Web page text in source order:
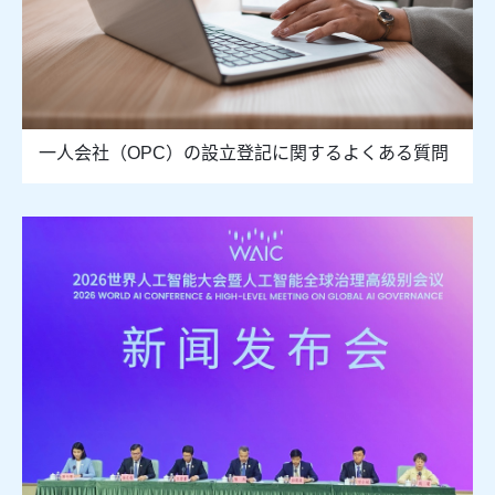
一人会社（OPC）の設立登記に関するよくある質問